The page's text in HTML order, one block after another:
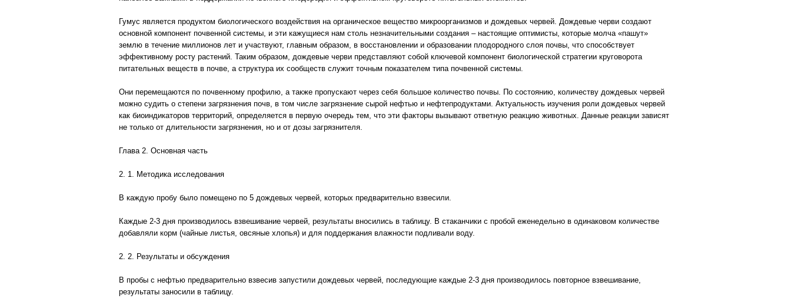
Гумус является продуктом биологического воздействия на органическое вещество микроорганизмов и дождевых червей. Дождевые черви создают
основной компонент почвенной системы, и эти кажущиеся нам столь незначительными создания – настоящие оптимисты, которые молча «пашут»
землю в течение миллионов лет и участвуют, главным образом, в восстановлении и образовании плодородного слоя почвы, что способствует
эффективному росту растений. Таким образом, дождевые черви представляют собой ключевой компонент биологической стратегии круговорота
питательных веществ в почве, а структура их сообществ служит точным показателем типа почвенной системы.
Они перемещаются по почвенному профилю, а также пропускают через себя большое количество почвы. По состоянию, количеству дождевых червей
можно судить о степени загрязнения почв, в том числе загрязнение сырой нефтью и нефтепродуктами. Актуальность изучения роли дождевых червей
как биоиндикаторов территорий, определяется в первую очередь тем, что эти факторы вызывают ответную реакцию животных. Данные реакции зависят
не только от длительности загрязнения, но и от дозы загрязнителя.
Глава 2. Основная часть
2. 1. Методика исследования
В каждую пробу было помещено по 5 дождевых червей, которых предварительно взвесили.
Каждые 2-3 дня производилось взвешивание червей, результаты вносились в таблицу. В стаканчики с пробой еженедельно в одинаковом количестве
добавляли корм (чайные листья, овсяные хлопья) и для поддержания влажности подливали воду.
2. 2. Результаты и обсуждения
В пробы с нефтью предварительно взвесив запустили дождевых червей, последующие каждые 2-3 дня производилось повторное взвешивание,
результаты заносили в таблицу.